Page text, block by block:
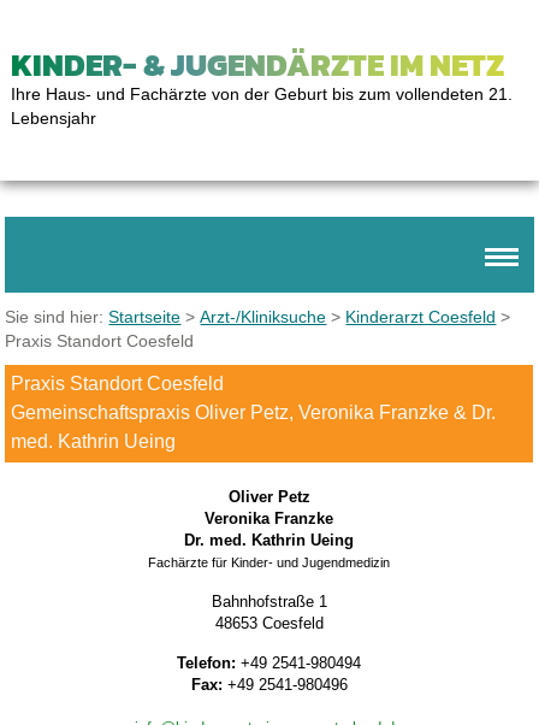
KINDER- & JUGENDÄRZTE IM NETZ
Ihre Haus- und Fachärzte von der Geburt bis zum vollendeten 21.
Lebensjahr
Sie sind hier:Startseite >Arzt-/Kliniksuche > Kinderarzt Coesfeld >
Praxis Standort Coesfeld
Praxis Standort Coesfeld
Gemeinschaftspraxis Oliver Petz, Veronika Franzke & Dr.
med. Kathrin Ueing
Oliver Petz
Veronika Franzke
Dr. med. Kathrin Ueing
Fachärzte für Kinder- und Jugendmedizin
Bahnhofstraße 1
48653 Coesfeld
Telefon: +49 2541-980494
Fax: +49 2541-980496